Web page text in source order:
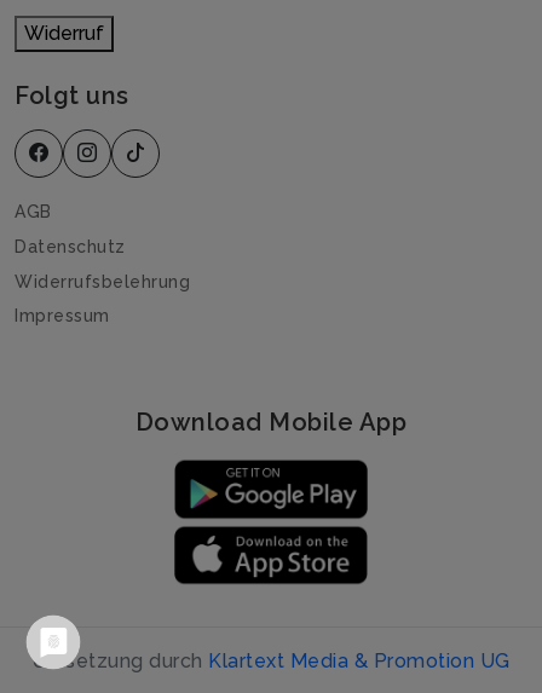
Widerruf
Folgt uns
AGB
Datenschutz
Widerrufsbelehrung
Impressum
Download Mobile App
Umsetzung durch Klartext Media & Promotion UG